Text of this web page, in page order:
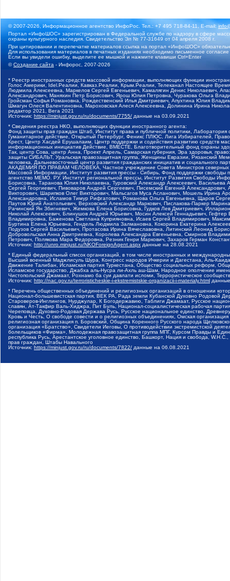
© 2007-2026, Информационное агентство ИнфоРос. Тел.: +7 495 718-84-11, E-mail:
Портал «ИнфоШОС» зарегистрирован в Федеральной службе по надзору в сфере
охраны культурного наследия. Свидетельство Эл № 77-31649 от 04 апреля 2008 г.
При цитировании и перепечатке материалов ссылка на портал «ИнфоШОС»
Для использования материалов в печатных изданиях необходимо письменное
Если вы увидели ошибку, выделите ее мышкой и нажмите клавиши Ctrl+Enter
©Создание сайта - Инфорос, 2007-2026
* Реестр иностранных средств массовой информации, выполняющих функции
Голос Америки, Idel.Реалии, Кавказ.Реалии, Крым.Реалии, Телеканал Настоящее
Людмила Алексеевна, Маркелов Сергей Евгеньевич, Камалягин Денис Николаевич,
Александрович, Маняхин Петр Борисович, Ярош Юлия Петровна, Чуракова Ольга
Гройсман Софья Романовна, Рождественский Илья Дмитриевич, Апухтина Юлия
Шмагун Олеся Валентиновна, Мароховская Алеся Алексеевна, Долинина Ирина
редактор 2021, Вега 2021
Источник: https://minjust.gov.ru/ru/documents/7755/ данные на 03.09.2021
* Сведения реестра НКО, выполняющих функции иностранного агента:
Фонд защиты прав граждан Штаб, Институт права и публичной политики,
Гуманитарное действие, Открытый Петербург, Феникс ПЛЮС, Лига Избирателей,
Крест, Центр Хасдей Ерушалаим, Центр поддержки и содействия развитию средств
информационных инициатив Действие, ВМЕСТЕ, Благотворительный фонд охраны
Так, центр Сова, центр Анна, Проект Апрель, Самарская губерния, Эра здоровья,
защиты СИБАЛЬТ, Уральская правозащитная группа, Женщины Евразии, Рязанский
человека, Дальневосточный центр развития гражданских инициатив и социального
АКАДЕМИЯ ПО ПРАВАМ ЧЕЛОВЕКА, Частное учреждение Совета Министров северных
Массовой Информации, Институт развития прессы - Сибирь, Фонд поддержки
агентство МЕМО. РУ, Институт региональной прессы, Институт Развития Свободы
Борисовна, Таранова Юлия Николаевна, Туровский Александр Алексеевич,
Сергей Георгиевич, Пивоваров Андрей Сергеевич, Писемский Евгений
Викторович, Шарипков Олег Викторович, Мальсагов Муса Асланович, Мошель Ирина
Александровна, Исламов Тимур Рифгатович, Романова Ольга Евгеньевна, Щаров
Паутов Юрий Анатольевич, Верховский Александр Маркович, Пислакова-Паркер
Рачинский Ян Збигневич, Жемкова Елена Борисовна, Гудков Лев Дмитриевич,
Николай Алексеевич, Блинушов Андрей Юрьевич, Мосин Алексей Геннадьевич,
Владимировна, Баженова Светлана Куприяновна, Исаев Сергей Владимирович,
Буртина Елена Юрьевна, Гендель Людмила Залмановна, Кокорина Екатерина
Подузов Сергей Васильевич, Протасова Ирина Вячеславовна, Литинский Леонид
Добровольская Анна Дмитриевна, Королева Александра Евгеньевна, Смирнов
Петрович, Полякова Мара Федоровна, Резник Генри Маркович, Захаров Герман
Источник: http://unro.minjust.ru/NKOForeignAgent.aspx данные на 28.08.2021
* Единый федеральный список организаций, в том числе иностранных и
Высший военный Маджлисуль Шура, Конгресс народов Ичкерии и Дагестана, Аль-
Движение Талибан, Исламская партия Туркестана, Общество социальных реформ,
Исламское государство, Джабха аль-Нусра ли-Ахль аш-Шам, Народное ополчение
Чистопольский Джамаат, Рохнамо ба суи давлати исломи, Террористическое
Источник: http://nac.gov.ru/terroristicheskie-i-ekstremistskie-organizacii-i-materialy.html
* Перечень общественных объединений и религиозных организаций в отношении
Национал-большевистская партия, ВЕК РА, Рада земли Кубанской Духовно Родовой
Староверов-Инглингов, Нурджулар, К Богодержавию, Таблиги Джамаат, Русское
славян, Ат-Такфир Валь-Хиджра, Пит Буль, Национал-социалистическая рабочая
Череповца, Духовно-Родовая Держава Русь, Русское национальное единство,
Кровь и Честь, О свободе совести и о религиозных объединениях, Омская
религиозная организация п. Боровский, Община Коренного Русского народа
организация «Братство», Свидетели Иеговы, О противодействии экстремистской
болельщиков «Фирма», Молодежная правозащитная группа МПГ, Курсом Правды и
республика Русь, Арестантское уголовное единство, Башкорт, Нация и свобода,
прав граждан, Штабы Навального
Источник: https://minjust.gov.ru/ru/documents/7822/ данные на 06.08.2021